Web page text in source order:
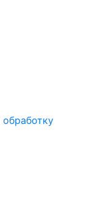
обработку